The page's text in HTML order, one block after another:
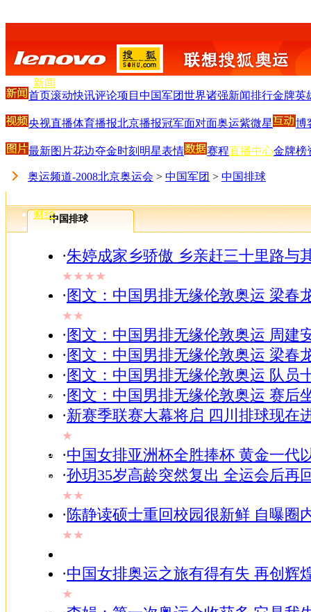
搜狐首页
新闻
-
-
-
-
财经
房产
视频
ChinaRen
邮件
博客
首页滚动快讯评论项目 中国军团世界诸强新闻排行金牌英
央视直播体育播报北京播报冠军面对面奥运紫微星 博
最新图片花边夺金时刻 明星表情 赛程直播中心金牌榜
奥运频道-2008北京奥运会 > 中国军团 > 中国排球
中国排球
·朱婷成家乡骄傲 乡亲赶三十里路与
★★★★
· 图文：中国男排无缘伦敦奥运 梁春
★★
· 图文：中国男排无缘伦敦奥运 周建
· 图文：中国男排无缘伦敦奥运 梁春
· 图文：中国男排无缘伦敦奥运 队员
· 图文：中国男排无缘伦敦奥运 赛后
·新赛季联赛大幕将启 四川排球现在
★
·中国女排亚洲杯全胜捧杯 黄金一代
·孙玥35岁高龄突然复出 全运会后再
★★
· 陈静读硕士重回校园很新鲜 自曝圈
★★
·中国女排奥运之旅有得有失 再创辉
★